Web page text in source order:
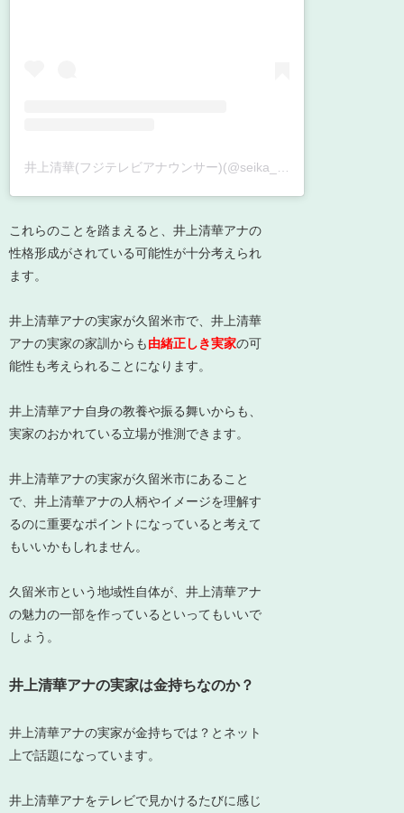
井上清華(フジテレビアナウンサー)(@seika_inoue)がシェアした投稿
これらのことを踏まえると、井上清華アナの
性格形成がされている可能性が十分考えられ
ます。
井上清華アナの実家が久留米市で、井上清華
アナの実家の家訓からも 由緒正しき実家の可
能性も考えられることになります。
井上清華アナ自身の教養や振る舞いからも、
実家のおかれている立場が推測できます。
井上清華アナの実家が久留米市にあること
で、井上清華アナの人柄やイメージを理解す
るのに重要なポイントになっていると考えて
もいいかもしれません。
久留米市という地域性自体が、井上清華アナ
の魅力の一部を作っているといってもいいで
しょう。
井上清華アナの実家は金持ちなのか？
井上清華アナの実家が金持ちでは？とネット
上で話題になっています。
井上清華アナをテレビで見かけるたびに感じ